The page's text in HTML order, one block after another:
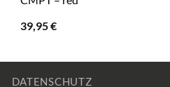
39,95€
DATENSCHUTZ